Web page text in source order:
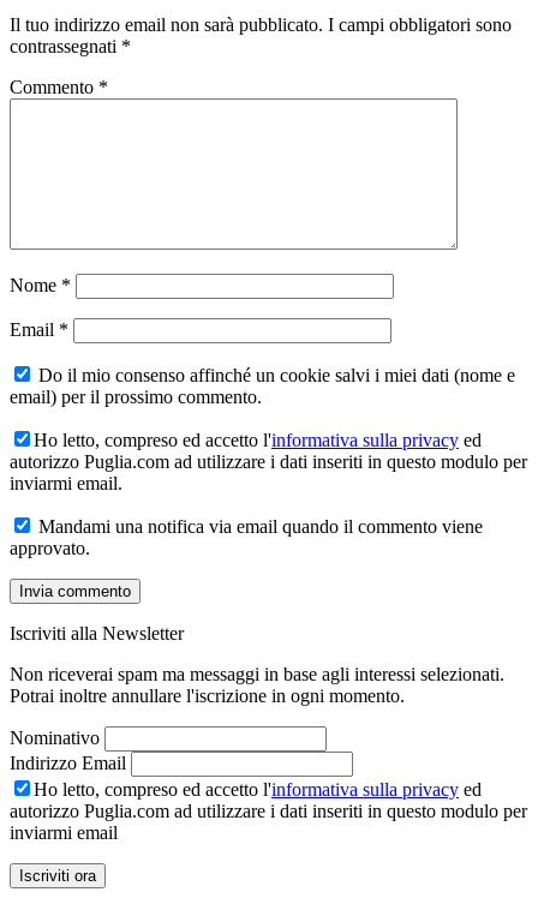
Il tuo indirizzo email non sarà pubblicato. I campi obbligatori sono
contrassegnati *
Commento *
Nome *
Email *
Do il mio consenso affinché un cookie salvi i miei dati (nome e
email) per il prossimo commento.
Ho letto, compreso ed accetto l'informativa sulla privacy ed
autorizzo Puglia.com ad utilizzare i dati inseriti in questo modulo per
inviarmi email.
Mandami una notifica via email quando il commento viene
approvato.
Iscriviti alla Newsletter
Non riceverai spam ma messaggi in base agli interessi selezionati.
Potrai inoltre annullare l'iscrizione in ogni momento.
Nominativo
Indirizzo Email
Ho letto, compreso ed accetto l'informativa sulla privacy ed
autorizzo Puglia.com ad utilizzare i dati inseriti in questo modulo per
inviarmi email